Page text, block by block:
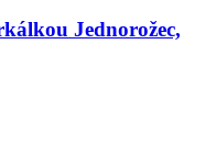
Jednorožec,